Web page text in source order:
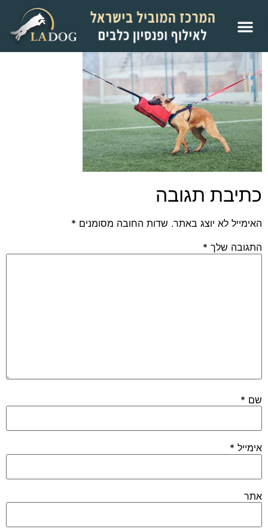
כתיבת תגובה
האימייל לא יוצג באתר. שדות החובה מסומנים *
התגובה שלך *
שם *
אימייל *
אתר